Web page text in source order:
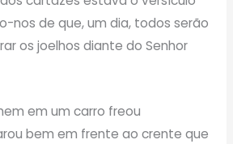
nos de que, um dia, todos serão
os joelhos diante do Senhor
em um carro freou
bem em frente ao crente que